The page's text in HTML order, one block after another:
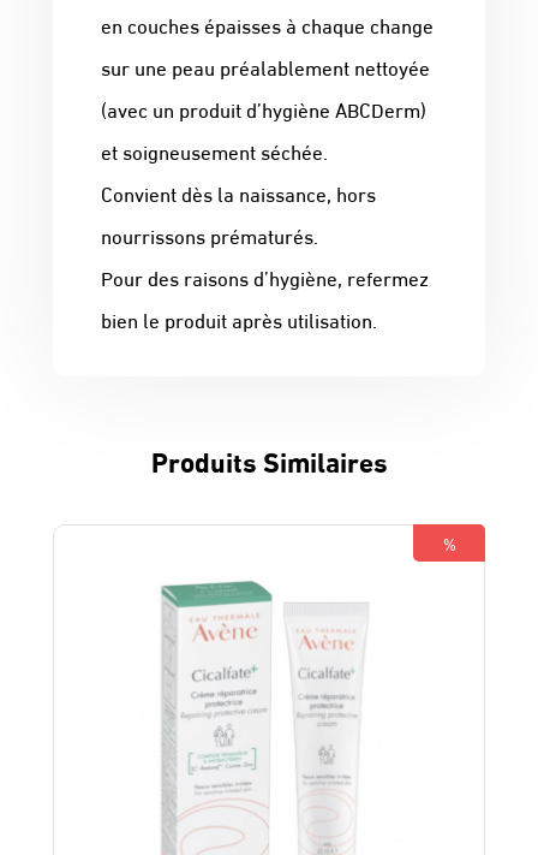
en couches épaisses à chaque change
sur une peau préalablement nettoyée
(avec un produit d’hygiène ABCDerm)
et soigneusement séchée.
Convient dès la naissance, hors
nourrissons prématurés.
Pour des raisons d’hygiène, refermez
bien le produit après utilisation.
Produits Similaires
%